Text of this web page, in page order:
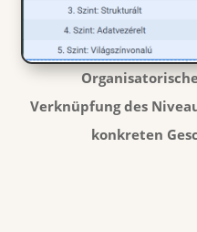
Verknüpfung des
konkreten